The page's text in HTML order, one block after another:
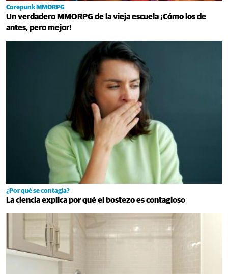
Corepunk MMORPG
Un verdadero MMORPG de la vieja escuela ¡Cómo los de
antes, pero mejor!
¿Por qué se contagia?
La ciencia explica por qué el bostezo es contagioso